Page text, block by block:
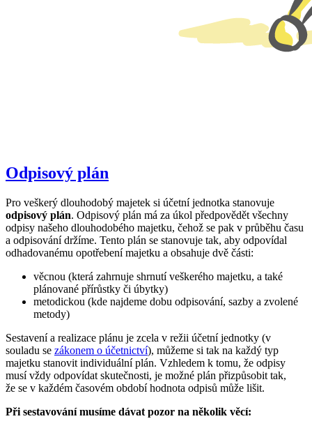
Odpisový plán
Pro veškerý dlouhodobý majetek si účetní jednotka stanovuje
odpisový plán. Odpisový plán má za úkol předpovědět všechny
odpisy našeho dlouhodobého majetku, čehož se pak v průběhu času
a odpisování držíme. Tento plán se stanovuje tak, aby odpovídal
odhadovanému opotřebení majetku a obsahuje dvě části:
věcnou (která zahrnuje shrnutí veškerého majetku, a také
plánované přírůstky či úbytky)
metodickou (kde najdeme dobu odpisování, sazby a zvolené
metody)
Sestavení a realizace plánu je zcela v režii účetní jednotky (v
souladu se zákonem o účetnictví), můžeme si tak na každý typ
majetku stanovit individuální plán. Vzhledem k tomu, že odpisy
musí vždy odpovídat skutečnosti, je možné plán přizpůsobit tak,
že se v každém časovém období hodnota odpisů může lišit.
Při sestavování musíme dávat pozor na několik věcí: